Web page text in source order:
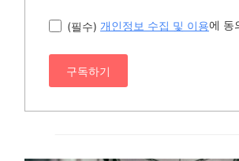
(필수) 개인정보 수집 및 이용에 동
구독하기